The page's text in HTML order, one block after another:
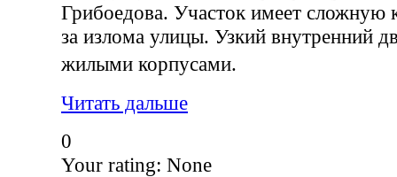
Грибоедова. Участок имеет сложную
за излома улицы. Узкий внутренний
жилыми корпусами.
Читать дальше
0
Your rating: None